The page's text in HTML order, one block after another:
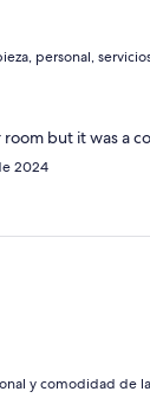
personal,
but it was a
2024
y comodidad de